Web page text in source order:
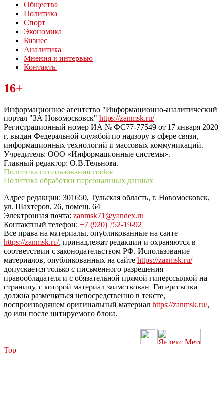
Общество
Политика
Спорт
Экономика
Бизнес
Аналитика
Мнения и интервью
Контакты
Читайте последние новости дня в Тульской области на сайте
“ЗаНовомосковск”
16+
Информационное агентство "Информационно-аналитический
портал "ЗА Новомосковск" https://zanmsk.ru/
Регистрационный номер ИА № ФС77-77549 от 17 января 2020
г, выдан Федеральной службой по надзору в сфере связи,
информационных технологий и массовых коммуникаций.
Учредитель: ООО «Информационные системы».
Главный редактор: О.В.Тельнова.
Политика использования cookie
Политика обработки персональных данных
Адрес редакции: 301650, Тульская область, г. Новомосковск,
ул. Шахтеров, 26, помещ. 64
Электронная почта: zanmsk71@yandex.ru
Контактный телефон: +7 (920) 752-19-92
Все права на материалы, опубликованные на сайте
https://zanmsk.ru/, принадлежат редакции и охраняются в
соответствии с законодательством РФ. Использование
материалов, опубликованных на сайте https://zanmsk.ru/
допускается только с письменного разрешения
правообладателя и с обязательной прямой гиперссылкой на
страницу, с которой материал заимствован. Гиперссылка
должна размещаться непосредственно в тексте,
воспроизводящем оригинальный материал https://zanmsk.ru/,
до или после цитируемого блока.
Top